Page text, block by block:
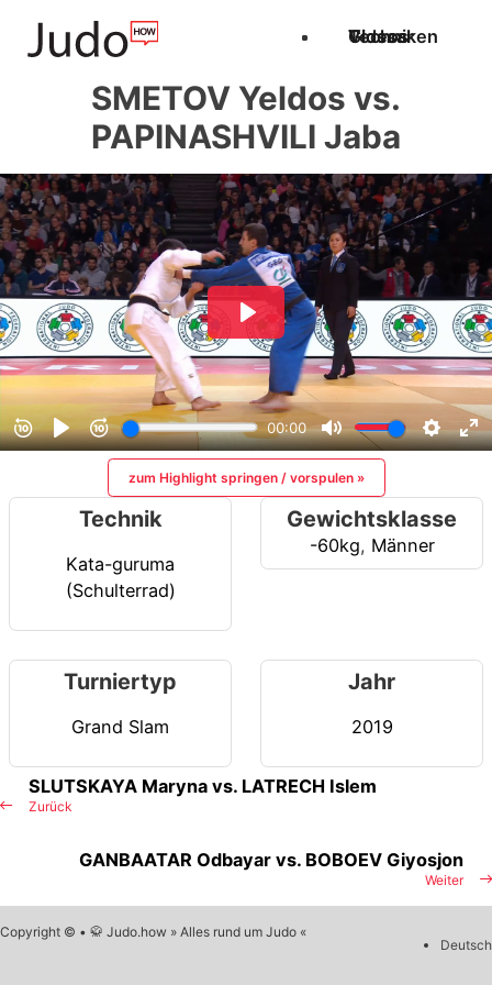
Techniken
Videos
Glossar
SMETOV Yeldos vs.
PAPINASHVILI Jaba
zum Highlight springen / vorspulen »
Technik
Kata-guruma
(Schulterrad)
Gewichtsklasse
-60kg, Männer
Turniertyp
Grand Slam
Jahr
2019
Zurück
SLUTSKAYA Maryna vs. LATRECH Islem
Weiter
GANBAATAR Odbayar vs. BOBOEV Giyosjon
Copyright © • 🥋 Judo.how » Alles rund um Judo «
Deutsch